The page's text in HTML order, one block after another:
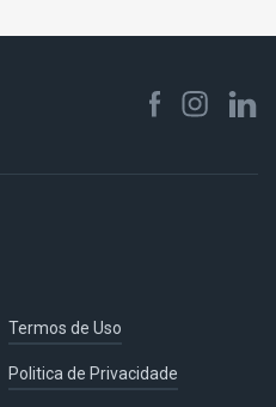
Termos de Uso
Politica de Privacidade